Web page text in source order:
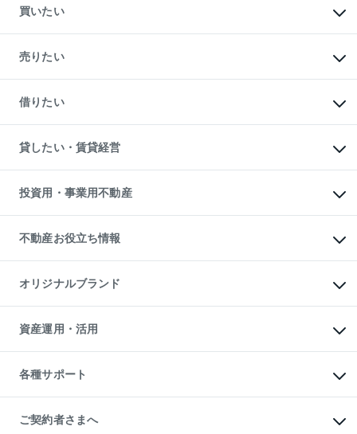
買いたい
新築・分譲マンションの購入
中古マンションの購入
一戸建ての購入
中古一戸建ての購入
不動産購入の流れ
注目キーワード物件特集
購入ガイド
English 繁体中文簡体中文
売りたい
一戸建ての売却・査定
土地の売却・査定
スピードAI査定
不動産査定について
不動産売却の流れ
不動産買換えの流れ
売却ガイド
借りたい
オフィス・店舗の賃貸
借りるときの流れ
借りるガイド
貸したい・賃貸経営
マンション賃料データ
賃貸管理プラン
リロケーションについて
貸すガイド
投資用・事業用不動産
事業用不動産
マンション投資
投資用マンション
アパート経営
収益物件
ビル購入（ビル一棟）
投資用不動産の売却査定
事業用不動産の売却査定
不動産お役立ち情報
マンションライブラリー
人気マンションランキング
暮らしに役立つ不動産メディア
不動産相場・不動産価格情報
不動産コラム・ニュース
不動産用語集
不動産なんでもネット相談室
住まいの税金
オリジナルブランド
一棟リノベーションマンション
L`GENTE（ルジェンテ）
区分リノベーションマンション
投資用一棟レジデンスWELL
不動産小口投資
LEGACIA（レガシア）
資産運用・活用
不動産M&A
アセットマネジメント・出資
各種サポート
相続サポート
リフォームサポート
ご契約者さまへ